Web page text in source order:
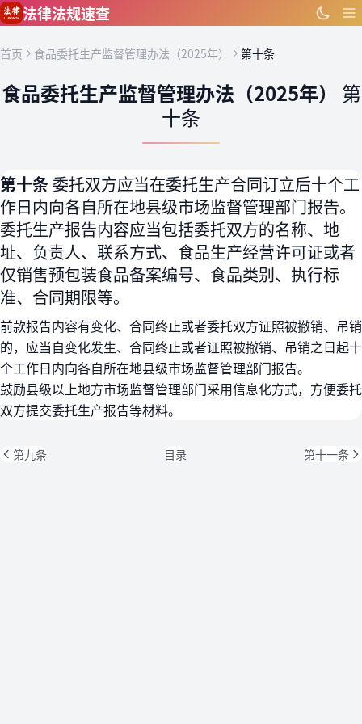
跳到主要内容
法律法规速查
首页 食品委托生产监督管理办法（2025年） 第十条
食品委托生产监督管理办法（2025年） 第
十条
第十条 委托双方应当在委托生产合同订立后十个工
作日内向各自所在地县级市场监督管理部门报告。
委托生产报告内容应当包括委托双方的名称、地
址、负责人、联系方式、食品生产经营许可证或者
仅销售预包装食品备案编号、食品类别、执行标
准、合同期限等。
前款报告内容有变化、合同终止或者委托双方证照被撤销、吊销
的，应当自变化发生、合同终止或者证照被撤销、吊销之日起十
个工作日内向各自所在地县级市场监督管理部门报告。
鼓励县级以上地方市场监督管理部门采用信息化方式，方便委托
双方提交委托生产报告等材料。
第九条 目录 第十一条